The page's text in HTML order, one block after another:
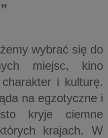
wybrać się do
miejsc, kino
i kulturę.
na egzotyczne i
kryje ciemne
krajach. W